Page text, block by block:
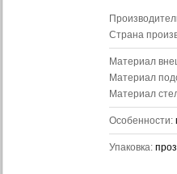
Страна
Материал
Материал
Материал
Особенности:
Упаковка: